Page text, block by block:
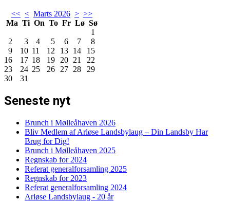
<< < Marts 2026 > >>
Ma Ti On To Fr Lø Sø
1
2
3 4 5 6 7
8
9
10 11 12 13 14
15
16
17 18 19 20 21
22
23
24 25 26 27 28
29
30
31
Seneste nyt
Brunch i Mølleåhaven 2026
Bliv Medlem af Arløse Landsbylaug – Din Landsby Har
Brug for Dig!
Brunch i Mølleåhaven 2025
Regnskab for 2024
Referat generalforsamling 2025
Regnskab for 2023
Referat generalforsamling 2024
Arløse Landsbylaug - 20 år